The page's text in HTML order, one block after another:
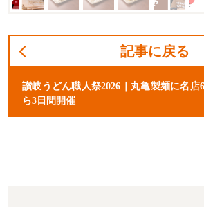
記事に戻る
讃岐うどん職人祭2026｜丸亀製麺に名店
ら3日間開催